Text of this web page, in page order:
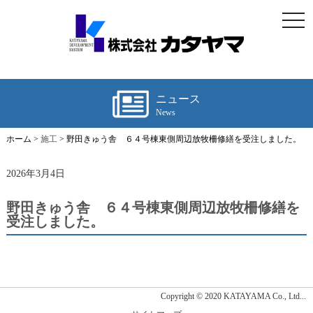
ニュース
News
ホーム > 施工> 野田きゅう舎 ６４号棟東側周辺放牧柵修繕を受注しました。
2026年3月4日
野田きゅう舎 ６４号棟東側周辺放牧柵修繕を
受注しました。
Copyright © 2020 KATAYAMA Co., Ltd...